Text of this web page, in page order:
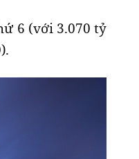
6 (với 3.070 tỷ